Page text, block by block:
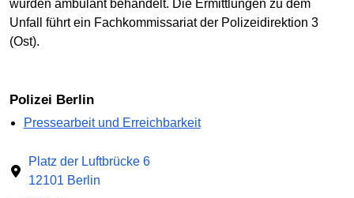
wurden ambulant behandelt. Die Ermittlungen zu dem
Unfall führt ein Fachkommissariat der Polizeidirektion 3
(Ost).
Polizei Berlin
Pressearbeit und Erreichbarkeit
Platz der Luftbrücke 6
12101 Berlin